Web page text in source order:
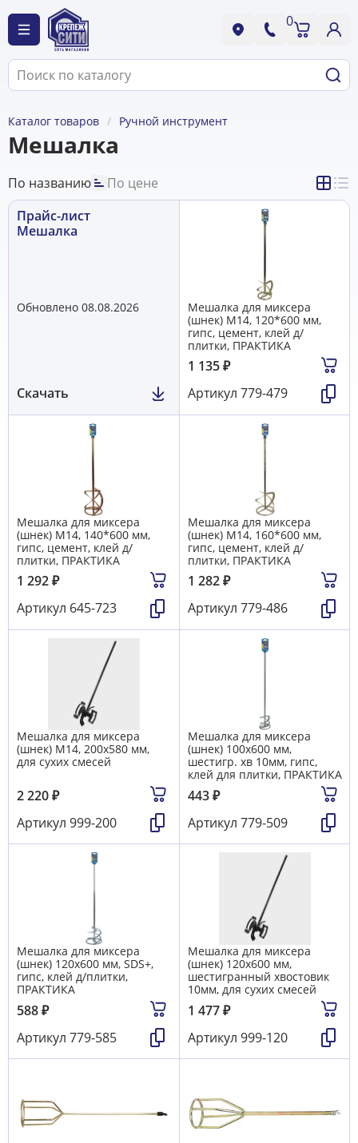
0
Каталог товаров Ручной инструмент
Мешалка
По названию
По цене
Прайс-лист
Мешалка
Обновлено 08.08.2026
Скачать
Мешалка для миксера
(шнек) М14, 120*600 мм,
гипс, цемент, клей д/
плитки, ПРАКТИКА
1 135₽
Артикул 779-479
Мешалка для миксера
(шнек) М14, 140*600 мм,
гипс, цемент, клей д/
плитки, ПРАКТИКА
1 292₽
Артикул 645-723
Мешалка для миксера
(шнек) М14, 160*600 мм,
гипс, цемент, клей д/
плитки, ПРАКТИКА
1 282₽
Артикул 779-486
Мешалка для миксера
(шнек) М14, 200х580 мм,
для сухих смесей
2 220₽
Артикул 999-200
Мешалка для миксера
(шнек) 100х600 мм,
шестигр. хв 10мм, гипс,
клей для плитки, ПРАКТИКА
443₽
Артикул 779-509
Мешалка для миксера
(шнек) 120х600 мм, SDS+,
гипс, клей д/плитки,
ПРАКТИКА
588₽
Артикул 779-585
Мешалка для миксера
(шнек) 120х600 мм,
шестигранный хвостовик
10мм, для сухих смесей
1 477₽
Артикул 999-120